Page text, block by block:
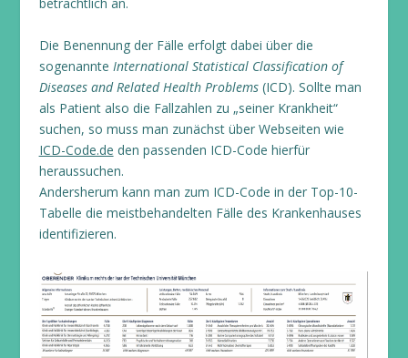
Die Benennung der Fälle erfolgt dabei über die
sogenannte International Statistical Classification of
Diseases and Related Health Problems(ICD). Sollte man
als Patient also die Fallzahlen zu „seiner Krankheit“
suchen, so muss man zunächst über Webseiten wie
ICD-Code.de den passenden ICD-Code hierfür
heraussuchen.
Andersherum kann man zum ICD-Code in der Top-10-
Tabelle die meistbehandelten Fälle des Krankenhauses
identifizieren.